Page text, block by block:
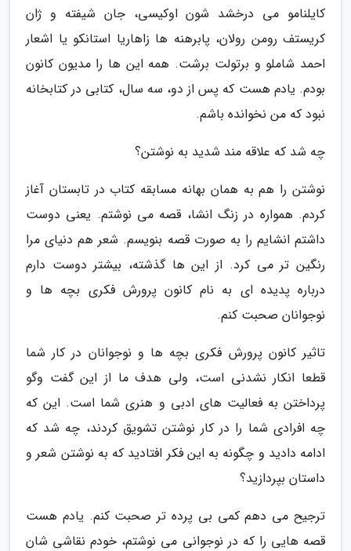
کایلنامو می درخشد شون اوکیسی، جان شیفته و ژان
کریستف رومن رولان، پابرهنه ها زاهاریا استانکو یا اشعار
احمد شاملو و برتولت برشت. همه این ها را مدیون کانون
بودم. یادم هست که پس از دو، سه سال، کتابی در کتابخانه
نبود که من نخوانده باشم.
چه شد که علاقه مند شدید به نوشتن؟
نوشتن را هم به همان بهانه مسابقه کتاب در تابستان آغاز
کردم. همواره در زنگ انشا، قصه می نوشتم. یعنی دوست
داشتم انشایم را به صورت قصه بنویسم. شعر هم دنیای مرا
رنگین تر می کرد. از این ها گذشته، بیشتر دوست دارم
درباره پدیده ای به نام کانون پرورش فکری بچه ها و
نوجوانان صحبت کنم.
تاثیر کانون پرورش فکری بچه ها و نوجوانان در کار شما
قطعا انکار نشدنی است، ولی هدف ما از این گفت وگو
پرداختن به فعالیت های ادبی و هنری شما است. این که
چه افرادی شما را در کار نوشتن تشویق کردند، چه شد که
ادامه دادید و چگونه به این فکر افتادید که به نوشتن شعر و
داستان بپردازید؟
ترجیح می دهم کمی بی پرده تر صحبت کنم. یادم هست
قصه هایی را که در نوجوانی می نوشتم، خودم نقاشی شان